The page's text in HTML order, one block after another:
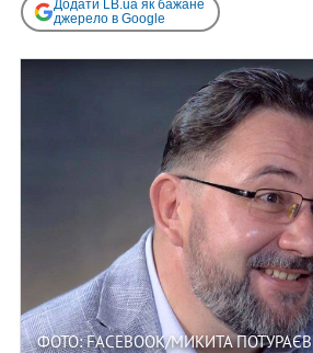
Додати LB.ua як бажане
джерело в Google
ФОТО: FACEBOOK/МИКИТА ПОТУРАЄВ